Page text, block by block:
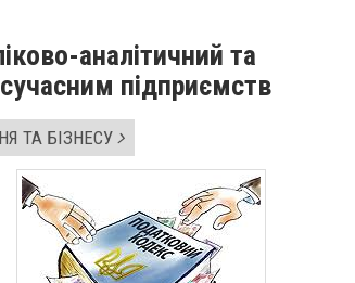
аналітичний та
підприємств
ТА БІЗНЕСУ